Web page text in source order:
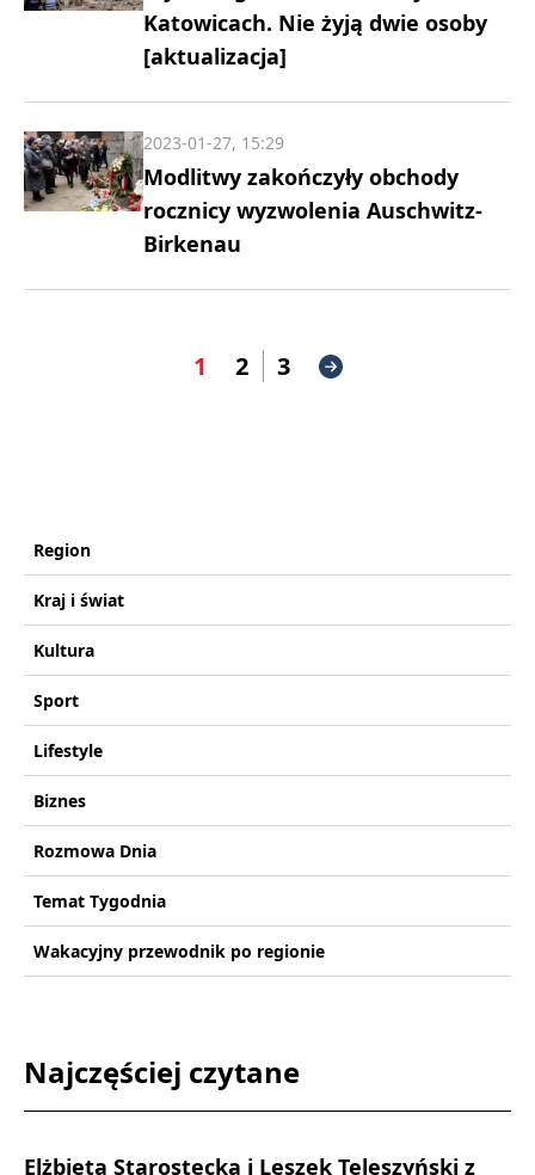
Katowicach. Nie żyją dwie osoby
[aktualizacja]
Modlitwy zakończyły obchody
rocznicy wyzwolenia Auschwitz-
Birkenau
2023-01-27, 15:29
1 2 3
Region
Kraj i świat
Kultura
Sport
Lifestyle
Biznes
Rozmowa Dnia
Temat Tygodnia
Wakacyjny przewodnik po regionie
Najczęściej czytane
Elżbieta Starostecka i Leszek Teleszyński z